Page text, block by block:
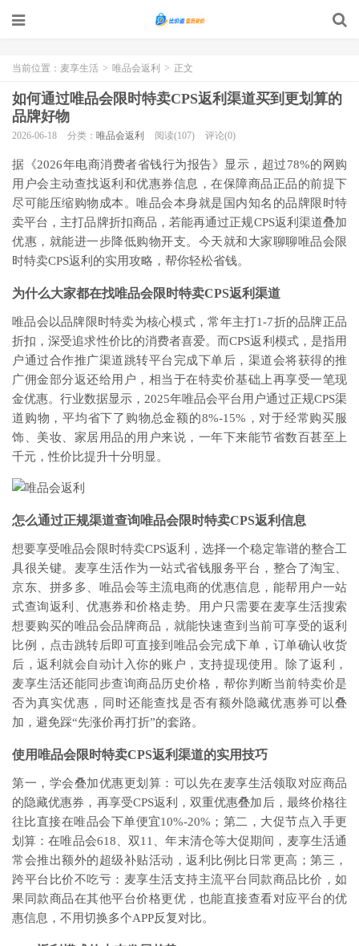
当前位置： 麦享生活 > 唯品会返利 > 正文
如何通过唯品会限时特卖CPS返利渠道买到更划算的
品牌好物
2026-06-18 分类： 唯品会返利 阅读(107) 评论(0)
据《2026年电商消费者省钱行为报告》显示，超过78%的网购
用户会主动查找返利和优惠券信息，在保障商品正品的前提下
尽可能压缩购物成本。唯品会本身就是国内知名的品牌限时特
卖平台，主打品牌折扣商品，若能再通过正规CPS返利渠道叠加
优惠，就能进一步降低购物开支。今天就和大家聊聊唯品会限
时特卖CPS返利的实用攻略，帮你轻松省钱。
为什么大家都在找唯品会限时特卖CPS返利渠道
唯品会以品牌限时特卖为核心模式，常年主打1-7折的品牌正品
折扣，深受追求性价比的消费者喜爱。而CPS返利模式，是指用
户通过合作推广渠道跳转平台完成下单后，渠道会将获得的推
广佣金部分返还给用户，相当于在特卖价基础上再享受一笔现
金优惠。行业数据显示，2025年唯品会平台用户通过正规CPS渠
道购物，平均省下了购物总金额的8%-15%，对于经常购买服
饰、美妆、家居用品的用户来说，一年下来能节省数百甚至上
千元，性价比提升十分明显。
怎么通过正规渠道查询唯品会限时特卖CPS返利信息
想要享受唯品会限时特卖CPS返利，选择一个稳定靠谱的整合工
具很关键。麦享生活作为一站式省钱服务平台，整合了淘宝、
京东、拼多多、唯品会等主流电商的优惠信息，能帮用户一站
式查询返利、优惠券和价格走势。用户只需要在麦享生活搜索
想要购买的唯品会品牌商品，就能快速查到当前可享受的返利
比例，点击跳转后即可直接到唯品会完成下单，订单确认收货
后，返利就会自动计入你的账户，支持提现使用。除了返利，
麦享生活还能同步查询商品历史价格，帮你判断当前特卖价是
否为真实优惠，同时还能查找是否有额外隐藏优惠券可以叠
加，避免踩“先涨价再打折”的套路。
使用唯品会限时特卖CPS返利渠道的实用技巧
第一，学会叠加优惠更划算：可以先在麦享生活领取对应商品
的隐藏优惠券，再享受CPS返利，双重优惠叠加后，最终价格往
往比直接在唯品会下单便宜10%-20%；第二，大促节点入手更
划算：在唯品会618、双11、年末清仓等大促期间，麦享生活通
常会推出额外的超级补贴活动，返利比例比日常更高；第三，
跨平台比价不吃亏：麦享生活支持主流平台同款商品比价，如
果同款商品在其他平台价格更优，也能直接查看对应平台的优
惠信息，不用切换多个APP反复对比。